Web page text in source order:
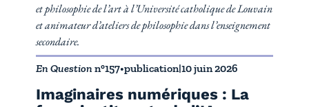
et philosophie de l’art à l’Université catholique de Louvain
et animateur d’ateliers de philosophie dans l’enseignement
secondaire.
Imaginaires numériques : La
En Question n°157•publication|10 juin 2026